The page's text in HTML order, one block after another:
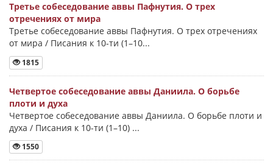
Третье собеседование аввы Пафнутия. О трех
отречениях от мира
Третье собеседование аввы Пафнутия. О трех отречениях
от мира / Писания к 10-ти (1–10...
1815
Четвертое собеседование аввы Даниила. О борьбе
плоти и духа
Четвертое собеседование аввы Даниила. О борьбе плоти и
духа / Писания к 10-ти (1–10) ...
1550